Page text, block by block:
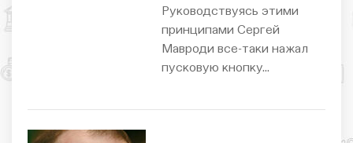
Руководствуясь этими
принципами Сергей
Мавроди все-таки нажал
пусковую кнопку…